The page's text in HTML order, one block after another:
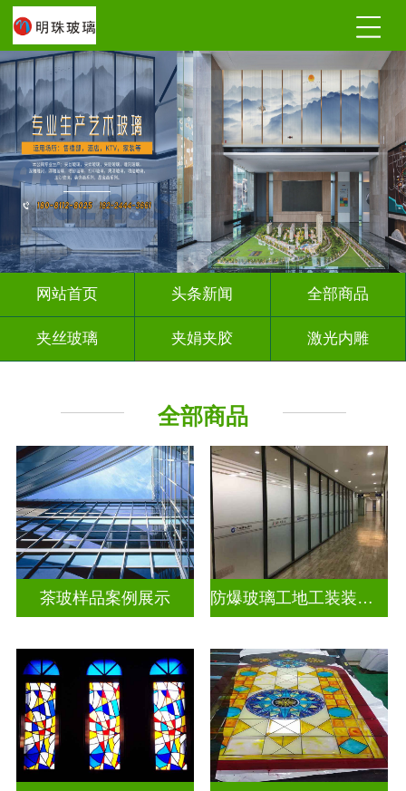
网站首页 头条新闻 全部商品
夹丝玻璃 夹娟夹胶 激光内雕
工程玻璃
全部商品
茶玻样品案例展示 防爆玻璃工地工装装饰玻璃